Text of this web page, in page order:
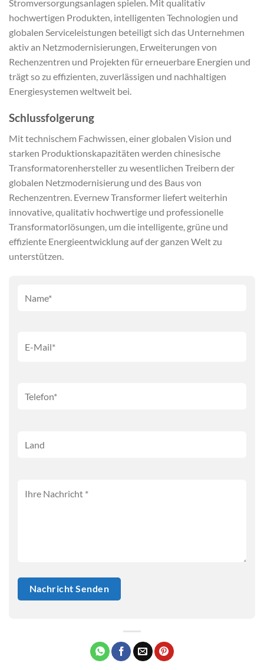
Stromversorgungsanlagen spielen. Mit qualitativ
hochwertigen Produkten, intelligenten Technologien und
globalen Serviceleistungen beteiligt sich das Unternehmen
aktiv an Netzmodernisierungen, Erweiterungen von
Rechenzentren und Projekten für erneuerbare Energien und
trägt so zu effizienten, zuverlässigen und nachhaltigen
Energiesystemen weltweit bei.
Schlussfolgerung
Mit technischem Fachwissen, einer globalen Vision und
starken Produktionskapazitäten werden chinesische
Transformatorenhersteller zu wesentlichen Treibern der
globalen Netzmodernisierung und des Baus von
Rechenzentren. Evernew Transformer liefert weiterhin
innovative, qualitativ hochwertige und professionelle
Transformatorlösungen, um die intelligente, grüne und
effiziente Energieentwicklung auf der ganzen Welt zu
unterstützen.